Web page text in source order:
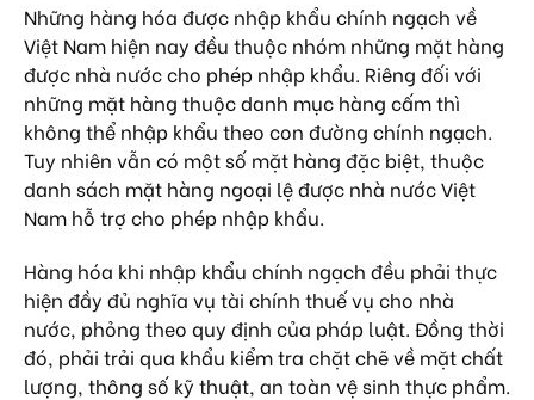
Những hàng hóa được nhập khẩu chính ngạch về
Việt Nam hiện nay đều thuộc nhóm những mặt hàng
được nhà nước cho phép nhập khẩu. Riêng đối với
những mặt hàng thuộc danh mục hàng cấm thì
không thể nhập khẩu theo con đường chính ngạch.
Tuy nhiên vẫn có một số mặt hàng đặc biệt, thuộc
danh sách mặt hàng ngoại lệ được nhà nước Việt
Nam hỗ trợ cho phép nhập khẩu.
Hàng hóa khi nhập khẩu chính ngạch đều phải thực
hiện đầy đủ nghĩa vụ tài chính thuế vụ cho nhà
nước, phỏng theo quy định của pháp luật. Đồng thời
đó, phải trải qua khẩu kiểm tra chặt chẽ về mặt chất
lượng, thông số kỹ thuật, an toàn vệ sinh thực phẩm.